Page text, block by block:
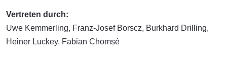
Vertreten durch:
Uwe Kemmerling, Franz-Josef Borscz, Burkhard Drilling,
Heiner Luckey, Fabian Chomsé